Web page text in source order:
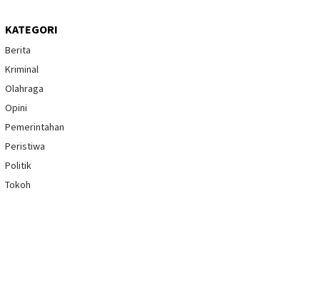
KATEGORI
Berita
Kriminal
Olahraga
Opini
Pemerintahan
Peristiwa
Politik
Tokoh